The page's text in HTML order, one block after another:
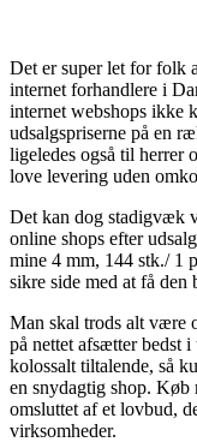
Det er super let for folk
internet forhandlere i
internet webshops ikke
udsalgspriserne på en
ligeledes også til herrer
love levering uden
Det kan dog stadigvæk
online shops efter
mine 4 mm, 144 stk./ 1
sikre side med at få den
Man skal trods alt være
på nettet afsætter bedst i
kolossalt tiltalende, så
en snydagtig shop. Køb
omsluttet af et lovbud,
virksomheder.